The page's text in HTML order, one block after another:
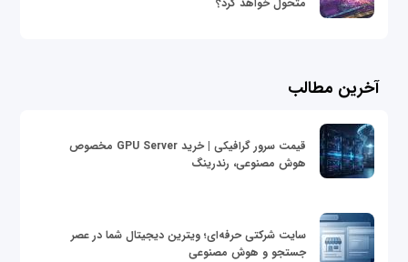
آخرین مطالب
قیمت سرور گرافیکی | خرید GPU Server مخصوص
هوش مصنوعی، رندرینگ
سایت شرکتی حرفه‌ای؛ ویترین دیجیتال شما در عصر
جستجو و هوش مصنوعی